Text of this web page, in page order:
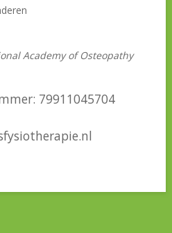
Academy of Osteopathy
79911045704